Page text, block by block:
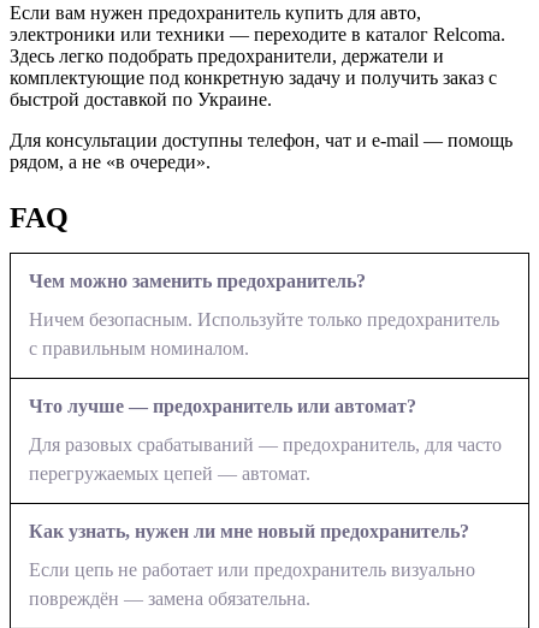
Если вам нужен предохранитель купить для авто,
электроники или техники — переходите в каталог Relcoma.
Здесь легко подобрать предохранители, держатели и
комплектующие под конкретную задачу и получить заказ с
быстрой доставкой по Украине.
Для консультации доступны телефон, чат и e-mail — помощь
рядом, а не «в очереди».
FAQ
Чем можно заменить предохранитель?
Ничем безопасным. Используйте только предохранитель
с правильным номиналом.
Что лучше — предохранитель или автомат?
Для разовых срабатываний — предохранитель, для часто
перегружаемых цепей — автомат.
Как узнать, нужен ли мне новый предохранитель?
Если цепь не работает или предохранитель визуально
повреждён — замена обязательна.